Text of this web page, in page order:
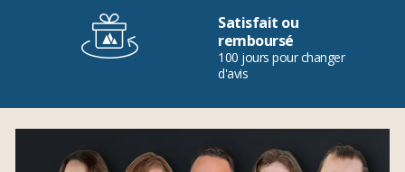
Satisfait ou
remboursé
100 jours pour changer
d'avis